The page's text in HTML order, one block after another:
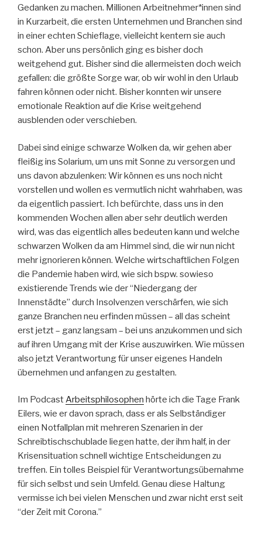
Gedanken zu machen. Millionen Arbeitnehmer*innen sind
in Kurzarbeit, die ersten Unternehmen und Branchen sind
in einer echten Schieflage, vielleicht kentern sie auch
schon. Aber uns persönlich ging es bisher doch
weitgehend gut. Bisher sind die allermeisten doch weich
gefallen: die größte Sorge war, ob wir wohl in den Urlaub
fahren können oder nicht. Bisher konnten wir unsere
emotionale Reaktion auf die Krise weitgehend
ausblenden oder verschieben.
Dabei sind einige schwarze Wolken da, wir gehen aber
fleißig ins Solarium, um uns mit Sonne zu versorgen und
uns davon abzulenken: Wir können es uns noch nicht
vorstellen und wollen es vermutlich nicht wahrhaben, was
da eigentlich passiert. Ich befürchte, dass uns in den
kommenden Wochen allen aber sehr deutlich werden
wird, was das eigentlich alles bedeuten kann und welche
schwarzen Wolken da am Himmel sind, die wir nun nicht
mehr ignorieren können. Welche wirtschaftlichen Folgen
die Pandemie haben wird, wie sich bspw. sowieso
existierende Trends wie der “Niedergang der
Innenstädte” durch Insolvenzen verschärfen, wie sich
ganze Branchen neu erfinden müssen – all das scheint
erst jetzt – ganz langsam – bei uns anzukommen und sich
auf ihren Umgang mit der Krise auszuwirken. Wie müssen
also jetzt Verantwortung für unser eigenes Handeln
übernehmen und anfangen zu gestalten.
Im PodcastArbeitsphilosophen hörte ich die Tage Frank
Eilers, wie er davon sprach, dass er als Selbständiger
einen Notfallplan mit mehreren Szenarien in der
Schreibtischschublade liegen hatte, der ihm half, in der
Krisensituation schnell wichtige Entscheidungen zu
treffen. Ein tolles Beispiel für Verantwortungsübernahme
für sich selbst und sein Umfeld. Genau diese Haltung
vermisse ich bei vielen Menschen und zwar nicht erst seit
“der Zeit mit Corona.”